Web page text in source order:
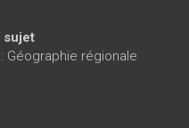
sujet
Géographie régionale